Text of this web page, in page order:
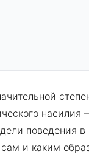
поведения в
и каким